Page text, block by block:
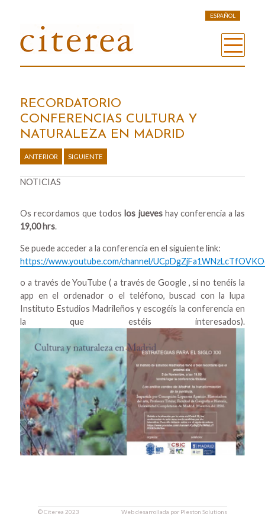
ESPAÑOL
RECORDATORIO
CONFERENCIAS CULTURA Y
NATURALEZA EN MADRID
ANTERIOR SIGUIENTE
NOTICIAS
Os recordamos que todos los jueveshay conferencia a las
19,00 hrs.
Se puede acceder a la conferencia en el siguiente link:
https://www.youtube.com/channel/
o a través de YouTube ( a través de Google , si no tenéis la
app en el ordenador o el teléfono, buscad con la lupa
Instituto Estudios Madrileños y escogéis la conferencia en
la que estéis interesados).
©Citerea 2023 Web desarrollada por Pleston Solutions